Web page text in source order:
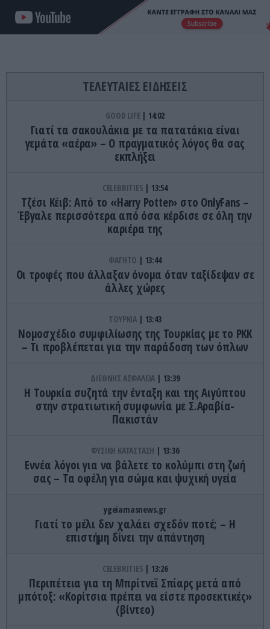
ΤΕΛΕΥΤΑΙΕΣ ΕΙΔΗΣΕΙΣ
GOOD LIFE 14:02
Γιατί τα σακουλάκια με τα πατατάκια είναι
γεμάτα «αέρα» – Ο πραγματικός λόγος θα σας
εκπλήξει
CELEBRITIES 13:54
Τζέσι Κέιβ: Από το «Harry Potter» στο OnlyFans –
Έβγαλε περισσότερα από όσα κέρδισε σε όλη την
καριέρα της
ΦΑΓΗΤΟ 13:44
Οι τροφές που άλλαξαν όνομα όταν ταξίδεψαν σε
άλλες χώρες
ΤΟΥΡΚΙΑ 13:43
Νομοσχέδιο συμφιλίωσης της Τουρκίας με το ΡΚΚ
– Τι προβλέπεται για την παράδοση των όπλων
ΔΙΕΘΝΗΣ ΑΣΦΑΛΕΙΑ 13:39
Η Τουρκία συζητά την ένταξη και της Αιγύπτου
στην στρατιωτική συμφωνία με Σ.Αραβία-
Πακιστάν
ΦΥΣΙΚΗ ΚΑΤΑΣΤΑΣΗ 13:36
Εννέα λόγοι για να βάλετε το κολύμπι στη ζωή
σας – Τα οφέλη για σώμα και ψυχική υγεία
ygeiamasnews.gr
Γιατί το μέλι δεν χαλάει σχεδόν ποτέ; – Η
επιστήμη δίνει την απάντηση
CELEBRITIES 13:26
Περιπέτεια για τη Μπρίτνεϊ Σπίαρς μετά από
μπότοξ: «Κορίτσια πρέπει να είστε προσεκτικές»
(βίντεο)